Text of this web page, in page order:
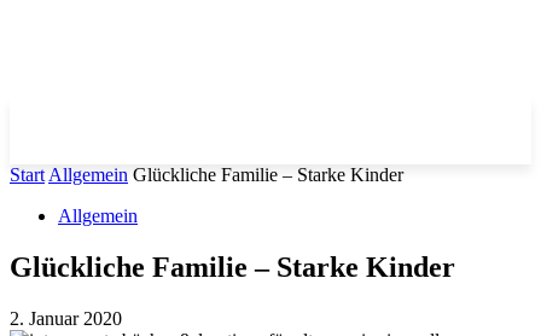
Start Allgemein Glückliche Familie – Starke Kinder
Allgemein
Glückliche Familie – Starke Kinder
2. Januar 2020